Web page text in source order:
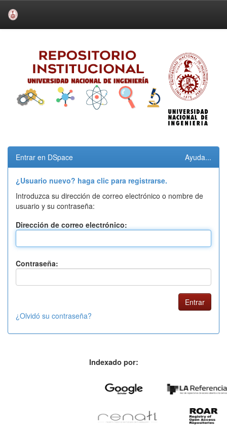
Entrar en DSpace Ayuda...
¿Usuario nuevo? haga clic para registrarse.
Introduzca su dirección de correo electrónico o nombre de
usuario y su contraseña:
Dirección de correo electrónico:
Contraseña:
¿Olvidó su contraseña?
Indexado por: